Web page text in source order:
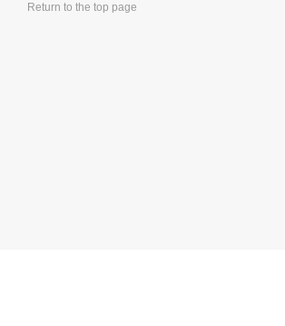
Return to the top page